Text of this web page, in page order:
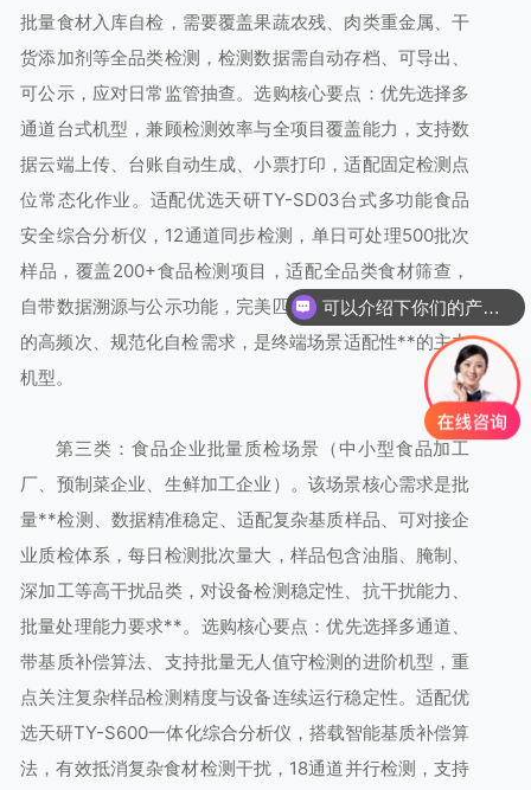
批量食材入库自检，需要覆盖果蔬农残、肉类重金属、干
货添加剂等全品类检测，检测数据需自动存档、可导出、
可公示，应对日常监管抽查。选购核心要点：优先选择多
通道台式机型，兼顾检测效率与全项目覆盖能力，支持数
据云端上传、台账自动生成、小票打印，适配固定检测点
位常态化作业。适配优选天研TY-SD03台式多功能食品
安全综合分析仪，12通道同步检测，单日可处理500批次
样品，覆盖200+食品检测项目，适配全品类食材筛查，
自带数据溯源与公示功能，完美匹配食堂商超固定快检室
的高频次、规范化自检需求，是终端场景适配性**的主力
机型。
第三类：食品企业批量质检场景（中小型食品加工
厂、预制菜企业、生鲜加工企业）。该场景核心需求是批
量**检测、数据精准稳定、适配复杂基质样品、可对接企
业质检体系，每日检测批次量大，样品包含油脂、腌制、
深加工等高干扰品类，对设备检测稳定性、抗干扰能力、
批量处理能力要求**。选购核心要点：优先选择多通道、
带基质补偿算法、支持批量无人值守检测的进阶机型，重
点关注复杂样品检测精度与设备连续运行稳定性。适配优
选天研TY-S600一体化综合分析仪，搭载智能基质补偿算
法，有效抵消复杂食材检测干扰，18通道并行检测，支持
可以介绍下你们的产品么